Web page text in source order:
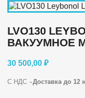
LVO130
ВАКУУМНОЕ
30 500,00 ₽
С НДС Доставка до 12